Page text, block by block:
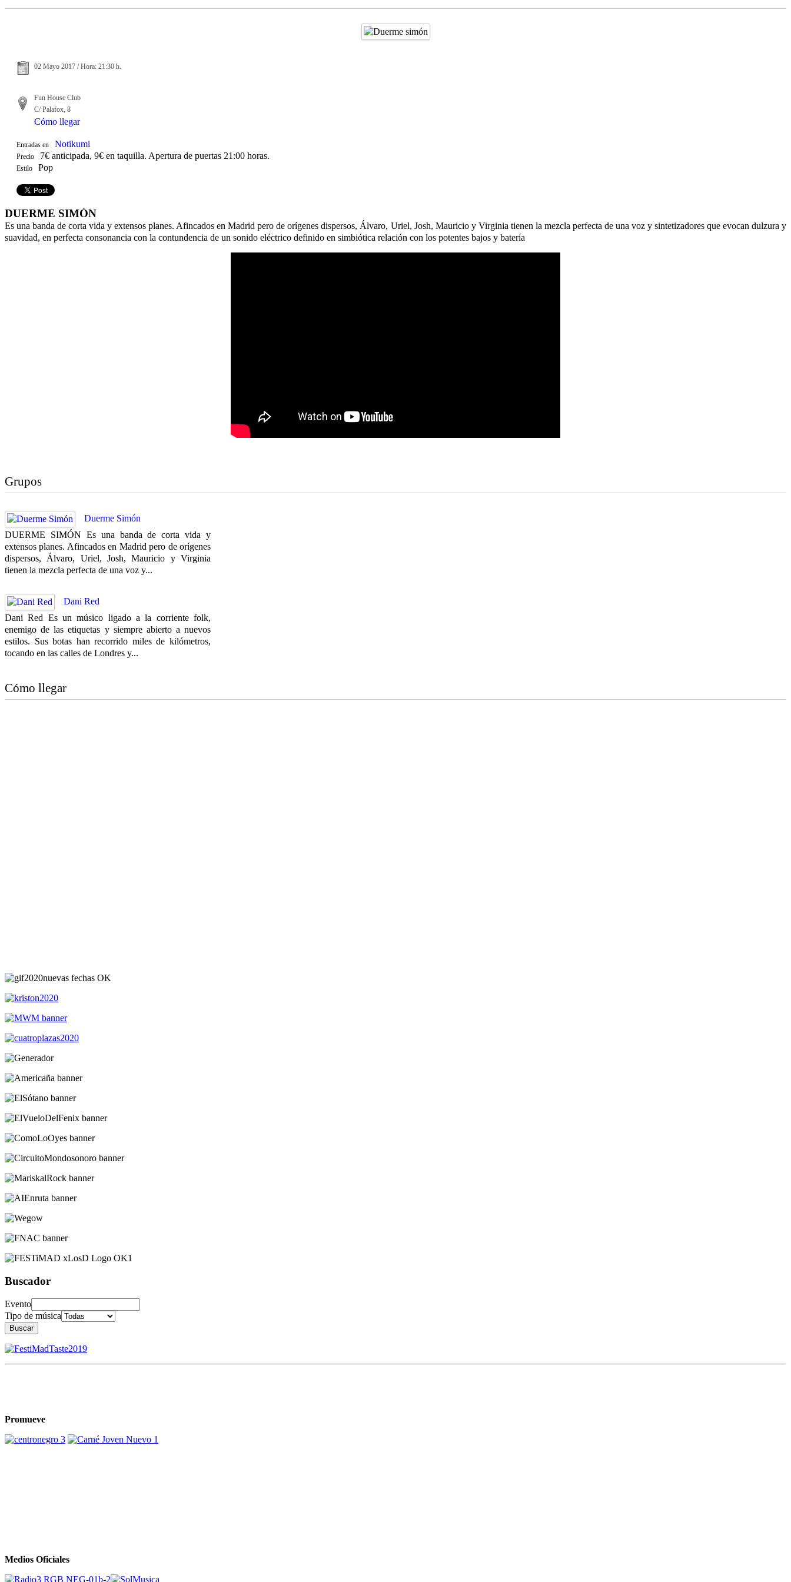
02 Mayo 2017 / Hora: 21:30 h.
Fun House Club
C/ Palafox, 8
Cómo llegar
Entradas en Notikumi
Precio 7€ anticipada, 9€ en taquilla. Apertura de puertas 21:00 horas.
Estilo Pop
DUERME SIMÓN
Es una banda de corta vida y extensos planes. Afincados en Madrid pero de orígenes dispersos, Álvaro, Uriel, Josh, Mauricio y Virginia tienen la mezcla perfecta de una voz y sintetizadores que evocan dulzura y
suavidad, en perfecta consonancia con la contundencia de un sonido eléctrico definido en simbiótica relación con los potentes bajos y batería
Grupos
Duerme Simón
DUERME SIMÓN Es una banda de corta vida y
extensos planes. Afincados en Madrid pero de orígenes
dispersos, Álvaro, Uriel, Josh, Mauricio y Virginia
tienen la mezcla perfecta de una voz y...
Dani Red
Dani Red Es un músico ligado a la corriente folk,
enemigo de las etiquetas y siempre abierto a nuevos
estilos. Sus botas han recorrido miles de kilómetros,
tocando en las calles de Londres y...
Cómo llegar
Buscador
Evento
Tipo de música
Buscar
Promueve
Medios Oficiales